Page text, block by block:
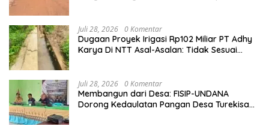
Juli 28, 2026 0 Komentar
Dugaan Proyek Irigasi Rp102 Miliar PT Adhy
Karya Di NTT Asal-Asalan: Tidak Sesuai
Juli 28, 2026 0 Komentar
Membangun dari Desa: FISIP-UNDANA
Dorong Kedaulatan Pangan Desa Turekisa